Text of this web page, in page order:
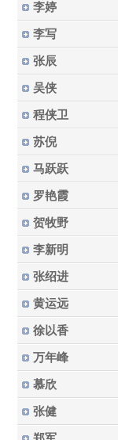
李婷
李写
张辰
吴侠
程侠卫
苏倪
马跃跃
罗艳霞
贺牧野
李新明
张绍进
黄运远
徐以香
万年峰
慕欣
张健